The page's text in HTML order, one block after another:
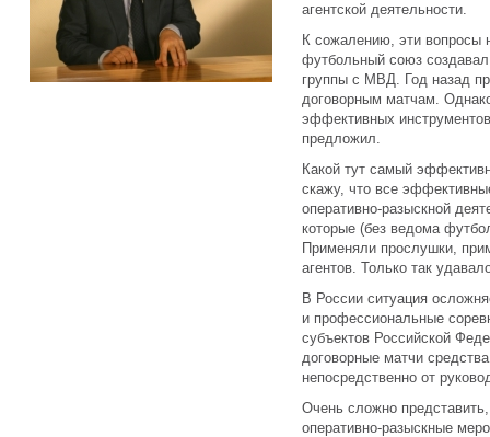
агентской деятельности.
К сожалению, эти вопросы
футбольный союз
группы с МВД. Год назад
договорным матчам.
эффективных
предложил.
Какой тут самый
скажу, что все
оперативно-разыскной
которые (без ведома
Применяли прослушки,
агентов. Только так
В России ситуация
и профессиональные
субъектов Российской
договорные матчи
непосредственно от
Очень сложно
оперативно-разыскные